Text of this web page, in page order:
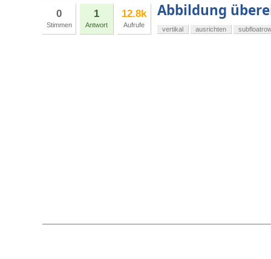
0
Stimmen
1
Antwort
12.8k
Aufrufe
Abbildung
vertikal ausrichten